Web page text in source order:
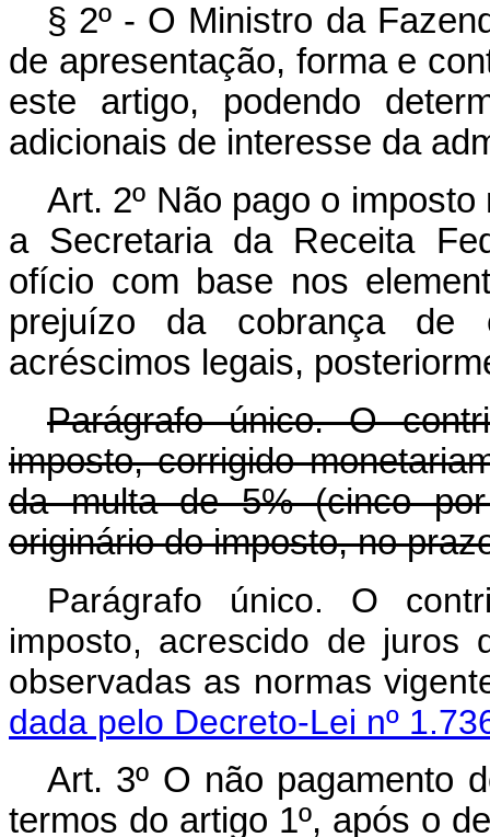
§ 2º - O Ministro da
de apresentação, forma e
este artigo, podendo
adicionais de interesse da
Art. 2º Não pago o
a Secretaria da Receita
ofício com base nos
prejuízo da cobrança de
acréscimos legais,
Parágrafo único. O
imposto, corrigido
da multa de 5% (cinco
originário do imposto, no
Parágrafo único. O
imposto, acrescido de
observadas as normas
dada pelo Decreto-Lei nº
Art. 3º O não pagamento
termos do artigo 1º, após o